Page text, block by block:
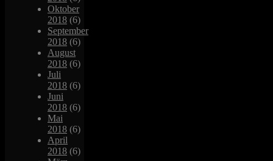
Oktober
2018 (6)
September
2018 (6)
August
2018 (6)
Juli
2018 (6)
Juni
2018 (6)
Mai
2018 (6)
April
2018 (6)